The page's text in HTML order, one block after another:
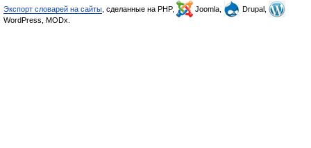
Экспорт словарей на сайты , сделанные на PHP, Joomla,
Drupal,
WordPress, MODx.